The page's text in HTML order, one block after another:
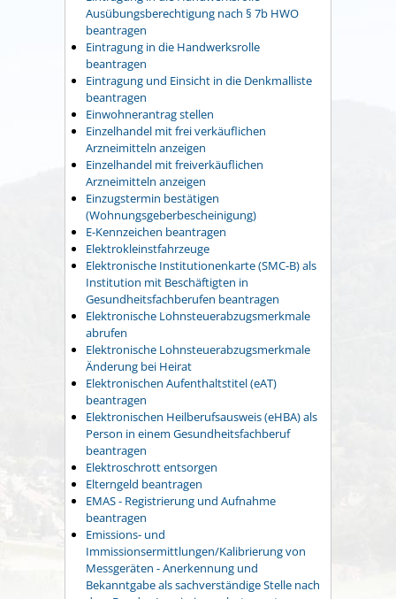
Ausübungsberechtigung nach § 7b HWO
beantragen
Eintragung in die Handwerksrolle
beantragen
Eintragung und Einsicht in die Denkmalliste
beantragen
Einwohnerantrag stellen
Einzelhandel mit frei verkäuflichen
Arzneimitteln anzeigen
Einzelhandel mit freiverkäuflichen
Arzneimitteln anzeigen
Einzugstermin bestätigen
(Wohnungsgeberbescheinigung)
E-Kennzeichen beantragen
Elektrokleinstfahrzeuge
Elektronische Institutionenkarte (SMC-B) als
Institution mit Beschäftigten in
Gesundheitsfachberufen beantragen
Elektronische Lohnsteuerabzugsmerkmale
abrufen
Elektronische Lohnsteuerabzugsmerkmale
Änderung bei Heirat
Elektronischen Aufenthaltstitel (eAT)
beantragen
Elektronischen Heilberufsausweis (eHBA) als
Person in einem Gesundheitsfachberuf
beantragen
Elektroschrott entsorgen
Elterngeld beantragen
EMAS - Registrierung und Aufnahme
beantragen
Emissions- und
Immissionsermittlungen/Kalibrierung von
Messgeräten - Anerkennung und
Bekanntgabe als sachverständige Stelle nach